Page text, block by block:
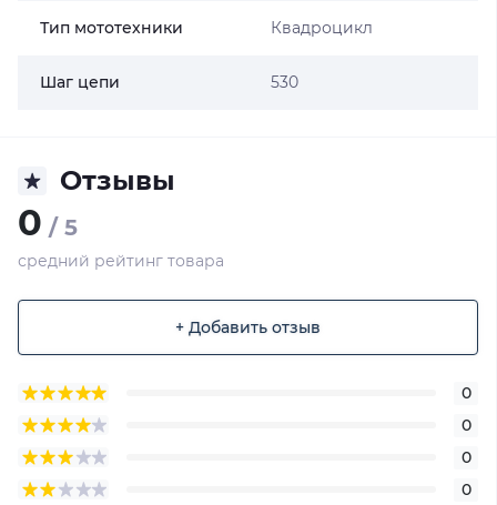
Тип мототехники Квадроцикл
Шаг цепи 530
Отзывы
0 / 5
средний рейтинг товара
+ Добавить отзыв
0
0
0
0